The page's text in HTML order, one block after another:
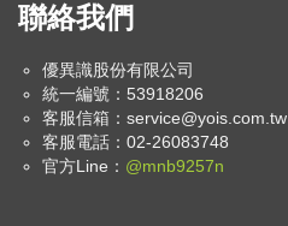
聯絡我們
優異識股份有限公司
統一編號：53918206
客服信箱： service@yois.com.tw
客服電話：02-26083748
官方Line： @mnb9257n